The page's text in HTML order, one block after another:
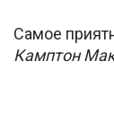
Самое
Камптон